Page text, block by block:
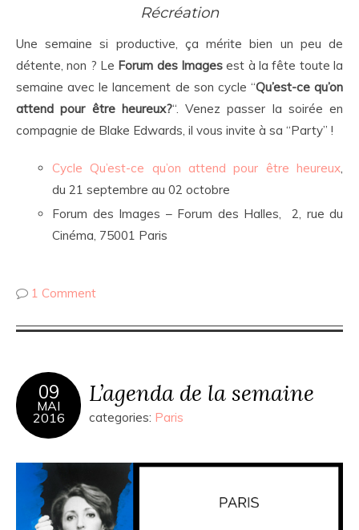
Récréation
Une semaine si productive, ça mérite bien un peu de
détente, non ? Le Forum des Images est à la fête toute la
semaine avec le lancement de son cycle “Qu’est-ce qu’on
attend pour être heureux?“. Venez passer la soirée en
compagnie de Blake Edwards, il vous invite à sa “Party” !
Cycle Qu’est-ce qu’on attend pour être heureux
du 21 septembre au 02 octobre
Forum des Images – Forum des Halles, 2, rue du
Cinéma, 75001 Paris
1 Comment
09
MAI
2016
L’agenda de la semaine
categories: Paris